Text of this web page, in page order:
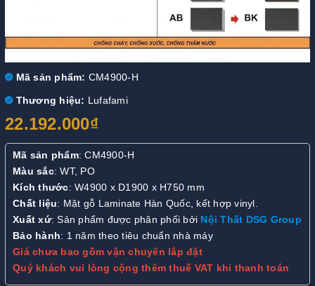
Mã sản phẩm: CM4900-H
Thương hiệu: Lufafami
22.192.000₫
Mã sản phẩm: CM4900-H
Màu sắc: WT, PO
Kích thước: W4900 x D1900 x H750 mm
Chất liệu: Mặt gỗ Laminate Hàn Quốc, kết hợp vinyl.
Xuất xứ: Sản phẩm được phân phối bởi Nội Thất DSG Group
Bảo hành: 1 năm theo tiêu chuẩn nhà máy
Giá chưa bao gồm vận chuyển lắp đặt
Quý khách vui lòng cộng thêm thuế VAT khi thanh toán